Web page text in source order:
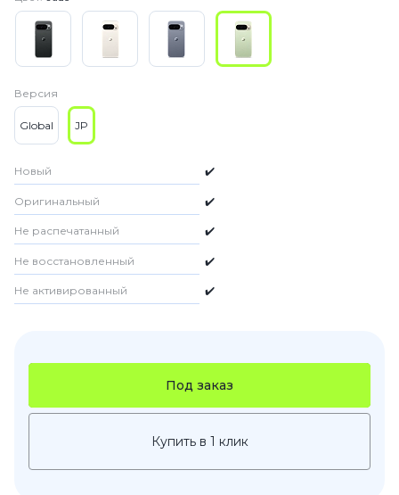
Версия
Global JP
Новый ✔️
Оригинальный ✔️
Не распечатанный ✔️
Не восстановленный ✔️
Не активированный ✔️
Под заказ
Купить в 1 клик